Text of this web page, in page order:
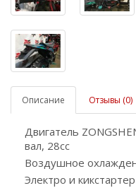
Описание Отзывы (0)
Двигатель
вал, 28cc
Воздушное
Электро и кикстартер